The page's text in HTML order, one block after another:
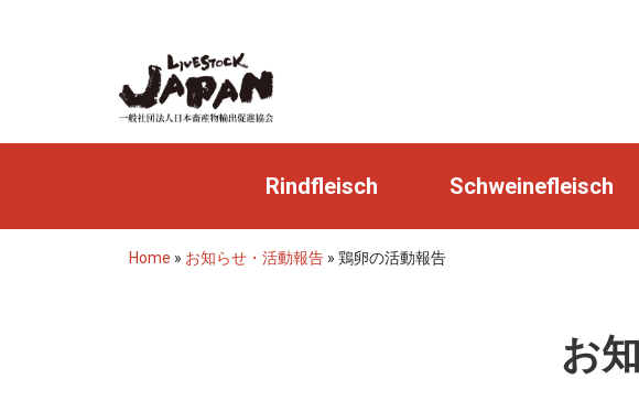
Rindfleisch Schweinefleisch
Home » お知らせ・活動報告 » 鶏卵の活動報告
お